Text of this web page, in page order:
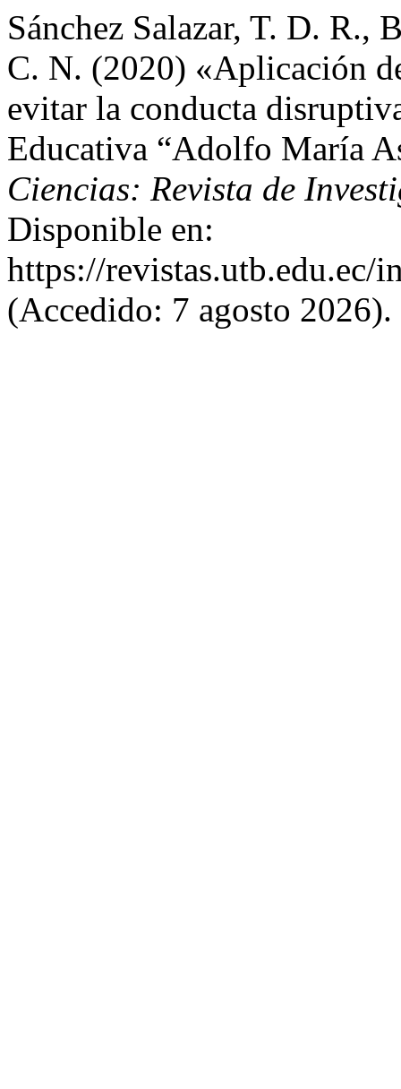
Sánchez Salazar, T. D. R.,
C. N. (2020) «Aplicación
evitar la conducta
Educativa “Adolfo María
Ciencias: Revista de
Disponible en:
https://revistas.utb.edu.ec/
(Accedido: 7 agosto 2026).